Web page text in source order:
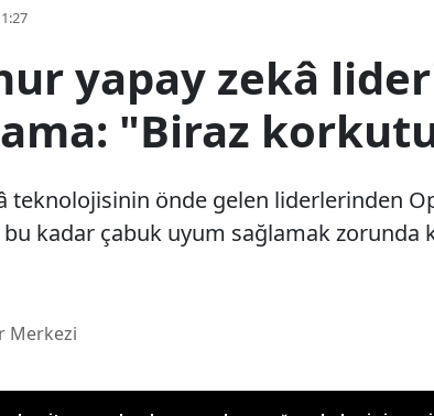
yapay zekâ
"Biraz
teknolojisinin önde gelen liderlerinden
kadar çabuk uyum sağlamak zorunda
Merkezi